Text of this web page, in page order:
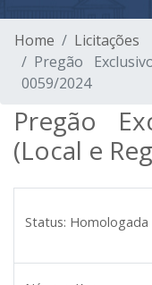
Home
Licitações
Pregão
0059/2024
Pregão
(Local e
Status: Homologada